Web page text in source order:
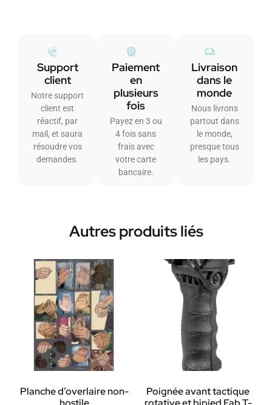
Support
client
Notre support
client est
réactif, par
mail, et saura
résoudre vos
demandes.
Paiement
en
plusieurs
fois
Payez en 3 ou
4 fois sans
frais avec
votre carte
bancaire.
Livraison
dans le
monde
Nous livrons
partout dans
le monde,
presque tous
les pays.
Autres produits liés
Planche d’overlaire non-
Poignée avant tactique